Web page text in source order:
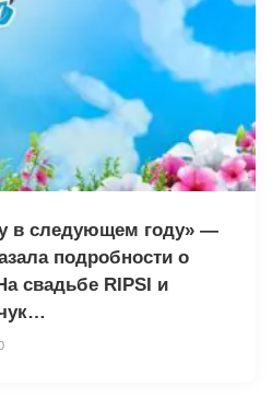
в следующем году» —
подробности о
свадьбе RIPSI и